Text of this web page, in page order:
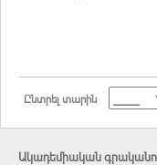
Ընտրել տարին
Ակադեմիական